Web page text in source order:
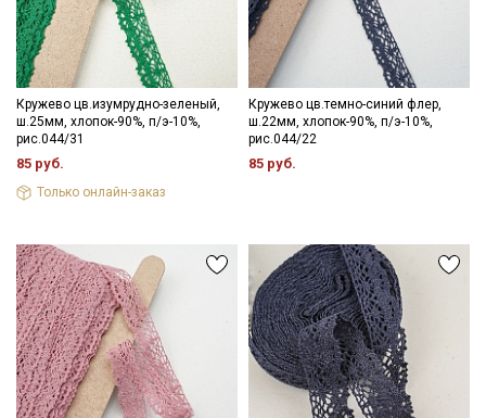
Кружево цв.изумрудно-зеленый,
ш.25мм, хлопок-90%, п/э-10%,
рис.044/31
85 руб.
Только онлайн-заказ
Кружево цв.темно-синий флер,
ш.22мм, хлопок-90%, п/э-10%,
рис.044/22
85 руб.